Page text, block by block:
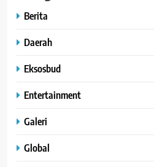
Berita
Daerah
Eksosbud
Entertainment
Galeri
Global